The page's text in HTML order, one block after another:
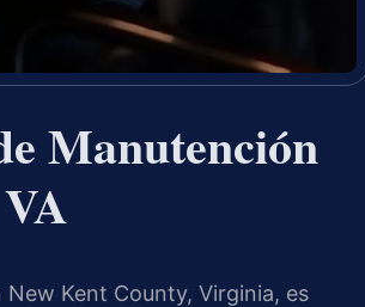
Manutención
Kent County, Virginia, es